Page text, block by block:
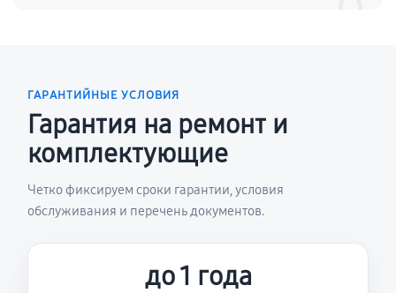
ГАРАНТИЙНЫЕ УСЛОВИЯ
Гарантия на ремонт и
комплектующие
Четко фиксируем сроки гарантии, условия
обслуживания и перечень документов.
до 1 года